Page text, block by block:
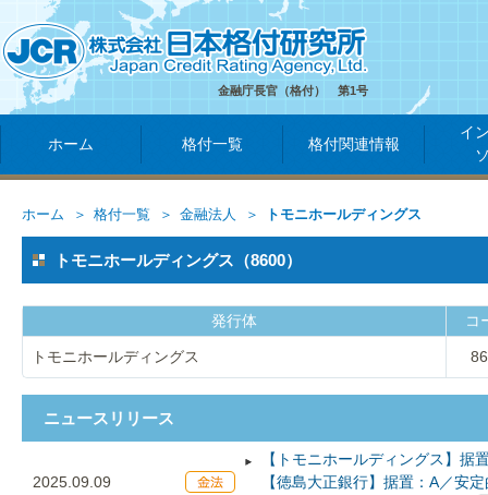
金融庁長官（格付） 第1号
ホーム 格付一覧 格付関連情報
イ
ホーム 格付一覧 金融法人 トモニホールディングス
トモニホールディングス（8600）
発行体 コ
トモニホールディングス
ニュースリリース
2025.09.09
【トモニホールディングス】据
【徳島大正銀行】据置：A／安